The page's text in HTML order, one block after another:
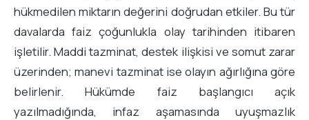
hükmedilen miktarın değerini doğrudan etkiler. Bu tür
davalarda faiz çoğunlukla olay tarihinden itibaren
işletilir. Maddi tazminat, destek ilişkisi ve somut zarar
üzerinden; manevi tazminat ise olayın ağırlığına göre
belirlenir. Hükümde faiz başlangıcı açık
yazılmadığında, infaz aşamasında uyuşmazlık